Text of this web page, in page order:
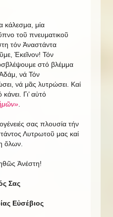
κάλεσμα, μία
τοῦ πνευματικοῦ
τόν Ἀναστάντα
Ἐκεῖνον! Τόν
στό βλέμμα
νά Τόν
νά μᾶς λυτρώσει. Καί
Γι’ αὐτό
σας πλουσία τήν
Λυτρωτοῦ μας καί
ὅλων.
Ἀνέστη!
Σας
Εὐσέβιος